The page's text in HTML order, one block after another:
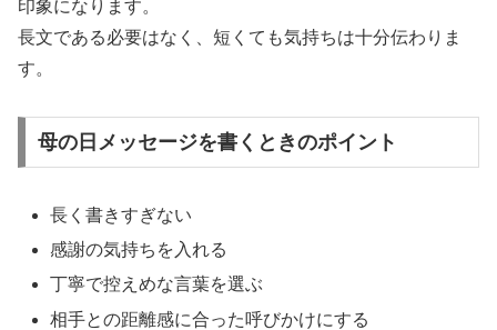
印象になります。
長文である必要はなく、短くても気持ちは十分伝わりま
す。
母の日メッセージを書くときのポイント
長く書きすぎない
感謝の気持ちを入れる
丁寧で控えめな言葉を選ぶ
相手との距離感に合った呼びかけにする